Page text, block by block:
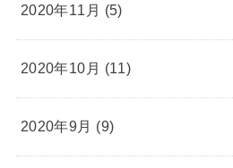
2020年11月 (5)
2020年10月 (11)
2020年9月 (9)